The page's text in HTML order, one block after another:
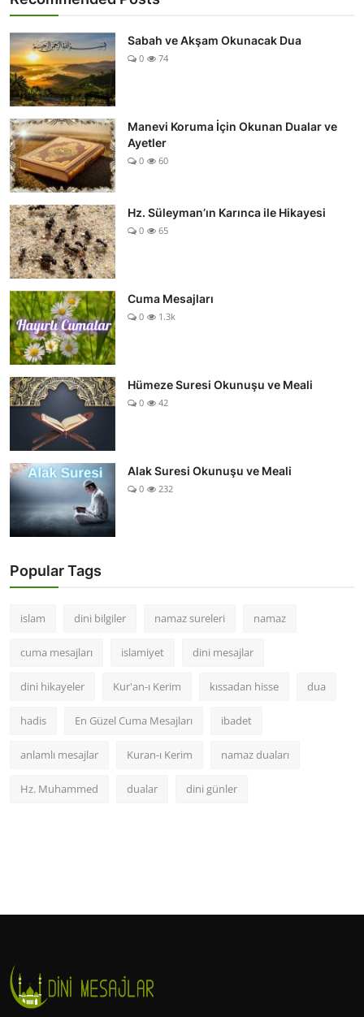
Sabah ve Akşam Okunacak Dua
0 74
Manevi Koruma İçin Okunan Dualar ve
Ayetler
0 60
Hz. Süleyman’ın Karınca ile Hikayesi
0 65
Cuma Mesajları
0 1.3k
Hümeze Suresi Okunuşu ve Meali
0 42
Alak Suresi Okunuşu ve Meali
0 232
Popular Tags
islam dini bilgiler namaz sureleri namaz
cuma mesajları islamiyet dini mesajlar
dini hikayeler Kur'an-ı Kerim kıssadan hisse dua
hadis En Güzel Cuma Mesajları ibadet
anlamlı mesajlar Kuran-ı Kerim namaz duaları
Hz. Muhammed dualar dini günler